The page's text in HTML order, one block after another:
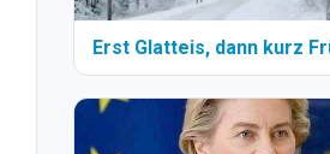
Erst Glatteis, dann kurz